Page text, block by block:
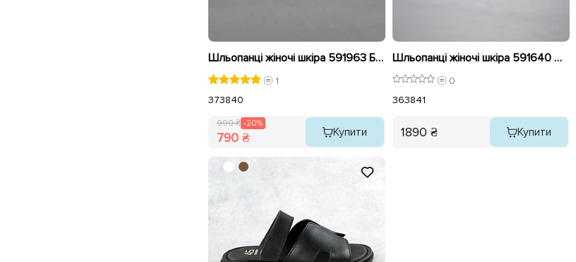
Шльопанці жіночі шкіра 591963 Бежеві розпродаж
1
373840
990 ₴ -20%
790 ₴ Купити
Шльопанці жіночі шкіра 591640 Молочні
0
363841
1890 ₴ Купити